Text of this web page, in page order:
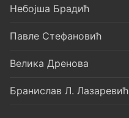
Небојша Брадић
Павле Стефановић
Велика Дренова
Бранислав Л. Лазаревић